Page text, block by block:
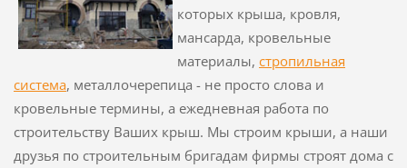
которых крыша, кровля,
мансарда, кровельные
материалы, стропильная
система, металлочерепица - не просто слова и
кровельные термины, а ежедневная работа по
строительству Ваших крыш. Мы строим крыши, а наши
друзья по строительным бригадам фирмы строят дома с